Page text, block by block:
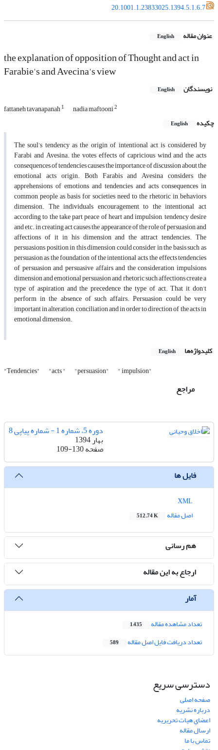
20.1001.1.23833025.1394.5.1.6.7
عنوان مقاله English
the explanation of opposition of Thought and act in
Farabie's and Avecina's view
نویسندگان English
fattaneh tavanapanah1 nadia maftooni2
چکیده English
The soul’s tendency as the origin of intentional act is considered by
Farabi and Avesina. the votes effects of capricious wind and the acts
consequences of tendencies causes the importance of discussion about the
emotional acts origin. Both Farabis and Avesina considers the
apprehensions of emotions and tendencies and acts consequences in
common people as basis for societies need to the rhetoric in behaviors
dimension. The individuals encouragement to the intentional act
according to the take part peace of heart and impulsion, tendency desire
and etc. in creating act causes the appearance of the role of persuasion and
affections of it in his dimension and the attract tendencies. The
persuasions position in this dimension could consider in the basis such as
persuasion as the foundation of the intentional acts, the effects tendencies
of persuasion and persuasive affairs and the consideration impulsions
dimension and emotional persuasion and rhetoric such affections create a
type of aspiration and the precedence the type of act. That it don’t
perform in the absence of such affairs. Persuasion could be very
important in alteration, conciliation and in order to direction of the acts in
emotional dimension.
کلیدواژه‌ها English
"Tendencies" "acts " "persuasion" " impulsion"
مراجع
دوره 5، شماره 1 - شماره پیاپی 8
بهار 1394
صفحه109-130
فایل ها
اصل مقاله
512.74 K
هم رسانی
ارجاع به این مقاله
آمار
تعداد مشاهده مقاله 1,435
تعداد دریافت فایل اصل مقاله 589
دسترسی سریع
صفحه اصلی
درباره نشریه
اعضای هیات تحریریه
ارسال مقاله
تماس با ما